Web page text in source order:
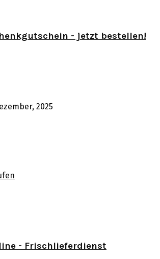
- jetzt bestellen!
2025
- Frischlieferdienst